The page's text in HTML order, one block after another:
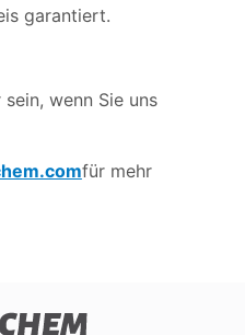
garantiert.
wenn Sie uns
für mehr